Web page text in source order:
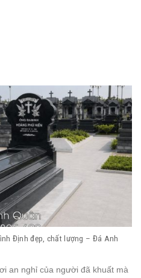
Định đẹp, chất lượng – Đá Anh
an nghỉ của người đã khuất mà